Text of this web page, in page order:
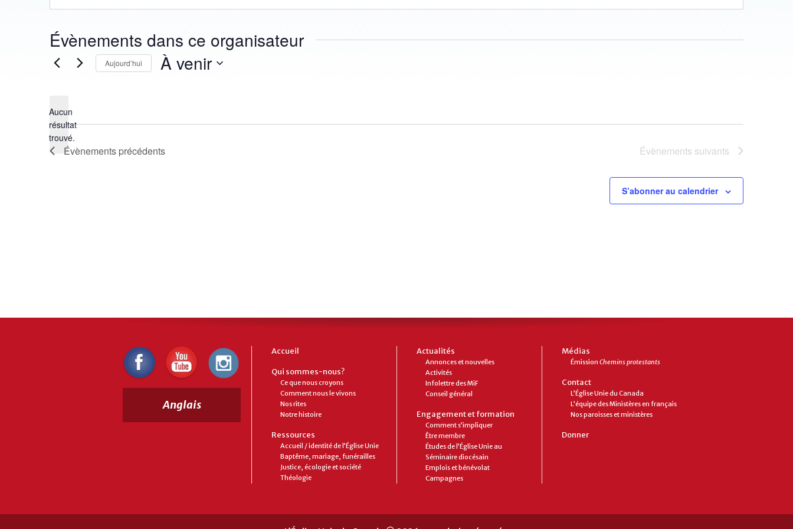
Évènements dans ce organisateur
Notice
Aucun
résultat
trouvé.
Aujourd’hui À venir
Évènements précédents Évènements suivants
S’abonner au calendrier
Anglais
Accueil
Qui sommes-nous?
Ce que nous croyons
Comment nous le vivons
Nos rites
Notre histoire
Ressources
Accueil / identité de l’Église Unie
Baptême, mariage, funérailles
Justice, écologie et société
Théologie
Actualités
Annonces et nouvelles
Activités
Infolettre des MiF
Conseil général
Engagement et formation
Comment s’impliquer
Être membre
Études de l’Église Unie au
Séminaire diocésain
Emplois et bénévolat
Campagnes
Médias
Émission Chemins protestants
Contact
L’Église Unie du Canada
L’équipe des Ministères en français
Nos paroisses et ministères
Donner